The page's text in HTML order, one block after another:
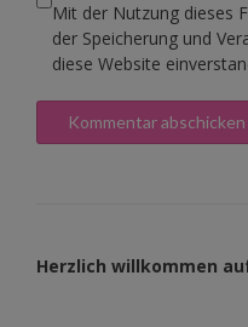
Mit der Nutzung dieses
der Speicherung und
diese Website
Herzlich willkommen